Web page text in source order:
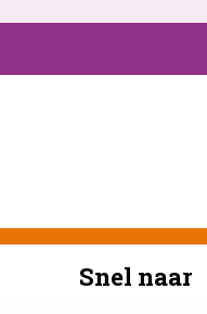
Snel naar